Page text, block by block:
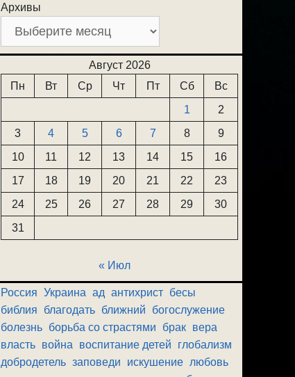
Архивы
Август 2026
Пн
Вт Ср Чт Пт Сб
Вс
1
2
3
4 5 6 7 8
9
10
11 12 13 14 15
16
17
18 19 20 21 22
23
24
25 26 27 28 29
30
31
« Июл
Россия Украина ад антихрист бесы
библия
благодать ближний
богослужение
болезнь борьба со страстями брак вера
власть война воспитание детей
глобализм
добродетель заповеди искушение любовь